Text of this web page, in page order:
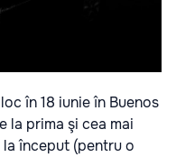
în 18 iunie în Buenos
la prima şi cea mai
început (pentru o